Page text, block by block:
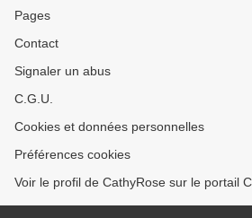
Pages
Contact
Signaler un abus
C.G.U.
Cookies et données personnelles
Préférences cookies
Voir le profil de CathyRose sur le portail